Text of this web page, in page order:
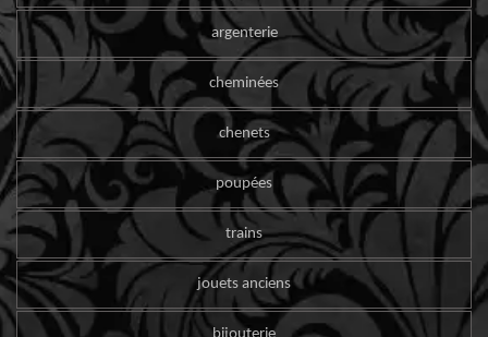
argenterie
cheminées
chenets
poupées
trains
jouets anciens